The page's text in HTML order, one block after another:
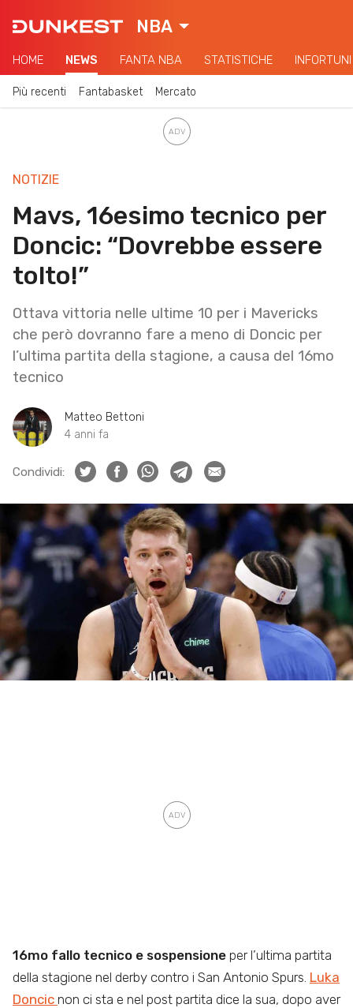
NBA
HOME NEWS FANTA NBA STATISTICHE INFORTUNI
Più recenti Fantabasket Mercato
NOTIZIE
Mavs, 16esimo tecnico per
Doncic: “Dovrebbe essere
tolto!”
Ottava vittoria nelle ultime 10 per i Mavericks
che però dovranno fare a meno di Doncic per
l’ultima partita della stagione, a causa del 16mo
tecnico
Matteo Bettoni
4 anni fa
Condividi:
16mo fallo tecnico e sospensione per l’ultima partita
della stagione nel derby contro i San Antonio Spurs. Luka
Doncic non ci sta e nel post partita dice la sua, dopo aver